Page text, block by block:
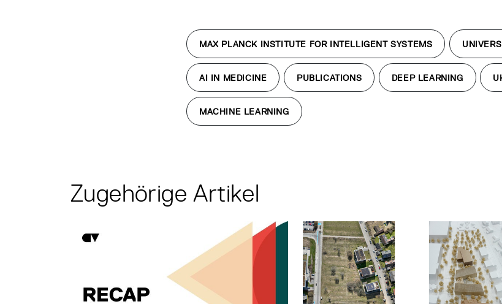
MAX PLANCK INSTITUTE FOR INTELLIGENT SYSTEMS
AI IN MEDICINE PUBLICATIONS DEEP LEARNING
MACHINE LEARNING
Zugehörige Artikel